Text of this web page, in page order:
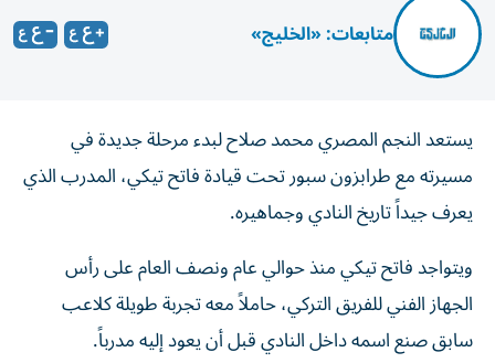
متابعات: «الخليج»
يستعد النجم المصري محمد صلاح لبدء مرحلة جديدة في
مسيرته مع طرابزون سبور تحت قيادة فاتح تيكي، المدرب الذي
يعرف جيداً تاريخ النادي وجماهيره.
ويتواجد فاتح تيكي منذ حوالي عام ونصف العام على رأس
الجهاز الفني للفريق التركي، حاملاً معه تجربة طويلة كلاعب
سابق صنع اسمه داخل النادي قبل أن يعود إليه مدرباً.